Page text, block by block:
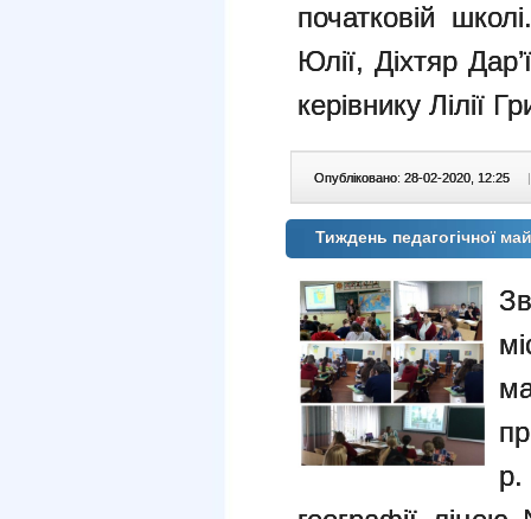
початковій
Юлії, Діхтяр
керівнику Лілії
Опубліковано: 28-02-2020, 12:25 |
Тиждень педагогічної
р.